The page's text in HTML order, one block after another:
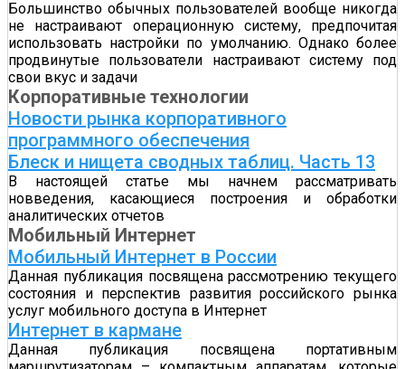
Большинство обычных пользователей вообще никогда
не настраивают операционную систему, предпочитая
использовать настройки по умолчанию. Однако более
продвинутые пользователи настраивают систему под
свои вкус и задачи
Корпоративные технологии
Новости рынка корпоративного
программного обеспечения
Блеск и нищета сводных таблиц. Часть 13
В настоящей статье мы начнем рассматривать
новведения, касающиеся построения и обработки
аналитических отчетов
Мобильный Интернет
Мобильный Интернет в России
Данная публикация посвящена рассмотрению текущего
состояния и перспектив развития российского рынка
услуг мобильного доступа в Интернет
Интернет в кармане
Данная публикация посвящена портативным